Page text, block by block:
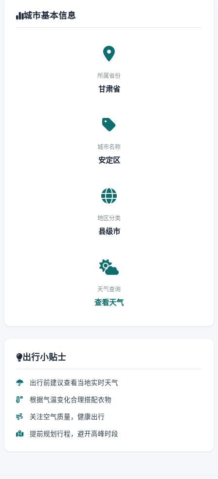
城市基本信息
所属省份
甘肃省
城市名称
安定区
地区分类
县级市
天气查询
查看天气
出行小贴士
出行前建议查看当地实时天气
根据气温变化合理搭配衣物
关注空气质量，健康出行
提前规划行程，避开高峰时段